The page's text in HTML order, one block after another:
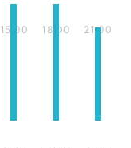
15:00 18:00 21:00